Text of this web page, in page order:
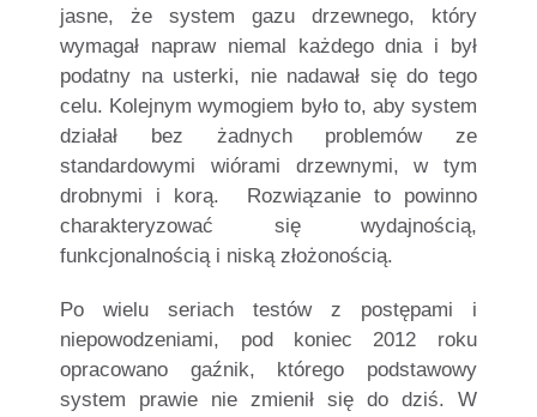
jasne, że system gazu drzewnego, który
wymagał napraw niemal każdego dnia i był
podatny na usterki, nie nadawał się do tego
celu. Kolejnym wymogiem było to, aby system
działał bez żadnych problemów ze
standardowymi wiórami drzewnymi, w tym
drobnymi i korą.
Rozwiązanie to powinno
charakteryzować się wydajnością,
funkcjonalnością i niską złożonością.
Po wielu seriach testów z postępami i
niepowodzeniami, pod koniec 2012 roku
opracowano gaźnik, którego podstawowy
system prawie nie zmienił się do dziś. W